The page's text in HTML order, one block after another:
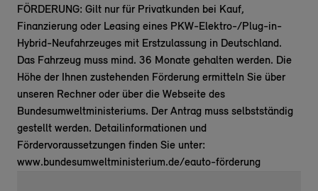
FÖRDERUNG: Gilt nur für Privatkunden bei Kauf,
Finanzierung oder Leasing eines PKW-Elektro-/Plug-in-
Hybrid-Neufahrzeuges mit Erstzulassung in Deutschland.
Das Fahrzeug muss mind. 36 Monate gehalten werden. Die
Höhe der Ihnen zustehenden Förderung ermitteln Sie über
unseren Rechner oder über die Webseite des
Bundesumweltministeriums. Der Antrag muss selbstständig
gestellt werden. Detailinformationen und
Fördervoraussetzungen finden Sie unter:
www.bundesumweltministerium.de/eauto-förderung